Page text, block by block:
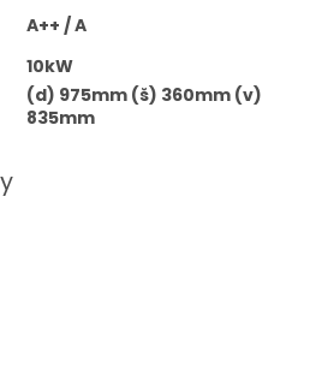
A++ / A
10kW
(d) 975mm (š) 360mm (v)
835mm